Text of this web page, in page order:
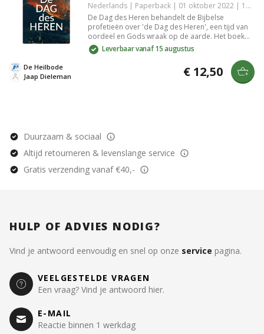
Nederlands | Paperback | 01 oktober 2022 | 100 pagina's | 9789073982352
De Dag des Heren behandelt de Bijbelse
profetieën over 'de Dag des Heren', een tijd van
oordeel en Gods wraak op de aarde. Het boek
benadrukt het belang van een goede relatie met
God, waardoor je als gelovige die dag met
vreugde tegemoet kan zien. Verzoening door
Jezus biedt hoop en zekerheid voor de toekomst.
Leverbaar vanaf 15 augustus
Jaap Dieleman
De Heilbode € 12,50
Duurzaam & sociaal
Altijd retourneren & levenslange service
Gratis verzending vanaf €40,-
HULP OF ADVIES NODIG?
Vind je antwoord eenvoudig en snel op onze service pagina.
VEELGESTELDE VRAGEN
Een vraag? Vind je antwoord hier.
E-MAIL
Reactie binnen 1 werkdag